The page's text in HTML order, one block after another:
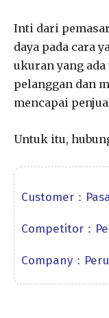
Inti dari
daya pada cara
ukuran yang
pelanggan dan
mencapai
Untuk itu,
Customer：
Competitor：
Company：